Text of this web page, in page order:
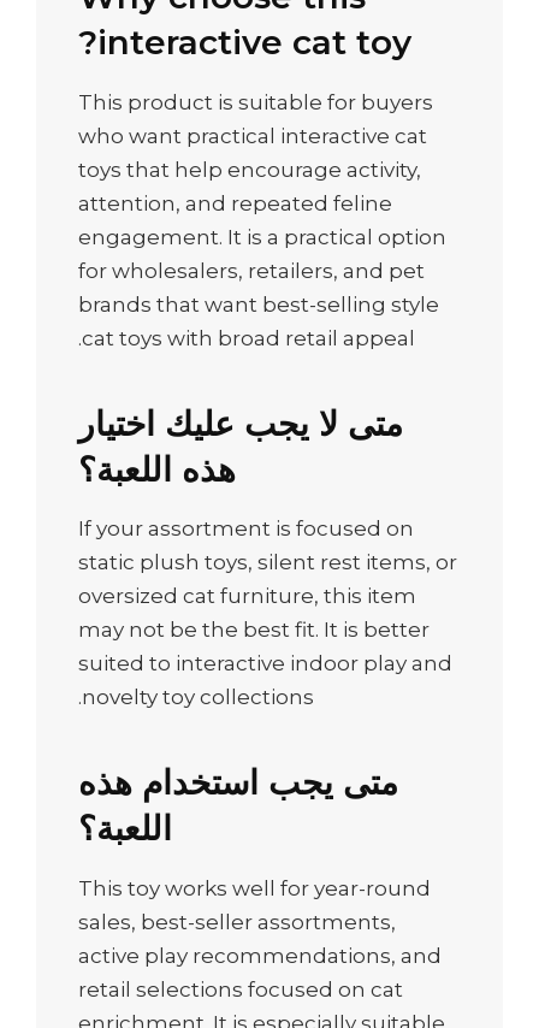
interactive cat toy?
This product is suitable for buyers
who want practical interactive cat
toys that help encourage activity,
attention, and repeated feline
engagement. It is a practical option
for wholesalers, retailers, and pet
brands that want best-selling style
cat toys with broad retail appeal.
متى لا يجب عليك اختيار
هذه اللعبة؟
If your assortment is focused on
static plush toys, silent rest items, or
oversized cat furniture, this item
may not be the best fit. It is better
suited to interactive indoor play and
novelty toy collections.
متى يجب استخدام هذه
اللعبة؟
This toy works well for year-round
sales, best-seller assortments,
active play recommendations, and
retail selections focused on cat
enrichment. It is especially suitable